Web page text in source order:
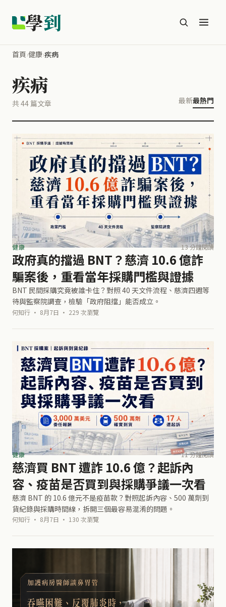
學到
首頁›健康›疾病
疾病
共 44 篇文章 最新最熱門
健康 13 分鐘閱讀
政府真的擋過 BNT？慈濟 10.6 億詐
騙案後，重看當年採購門檻與證據
BNT 民間採購究竟被誰卡住？對照 40 天文件流程、慈濟四週等
待與監察院調查，檢驗「政府阻擋」能否成立。
何知行 · 8月7日 · 229 次瀏覽
健康 11 分鐘閱讀
慈濟買 BNT 遭詐 10.6 億？起訴內
容、疫苗是否買到與採購爭議一次看
慈濟 BNT 的 10.6 億元不是疫苗款？對照起訴內容、500 萬劑到
貨紀錄與採購時間線，拆開三個最容易混淆的問題。
何知行 · 8月7日 · 130 次瀏覽